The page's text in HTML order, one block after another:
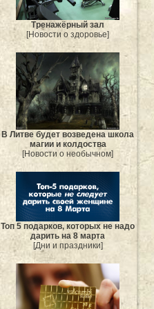
Тренажёрный зал
[Новости о здоровье]
В Литве будет возведена школа
магии и колдоства
[Новости о необычном]
Топ 5 подарков, которых не надо
дарить на 8 марта
[Дни и праздники]